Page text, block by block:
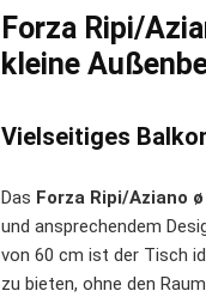
Forza Ripi/
kleine
Vielseitiges
Das Forza Ripi/Aziano
und ansprechendem
von 60 cm ist der Tisch
zu bieten, ohne den